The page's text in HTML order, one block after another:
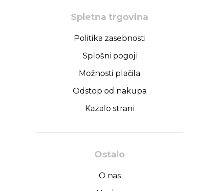
Spletna trgovina
Politika zasebnosti
Splošni pogoji
Možnosti plačila
Odstop od nakupa
Kazalo strani
Ostalo
O nas